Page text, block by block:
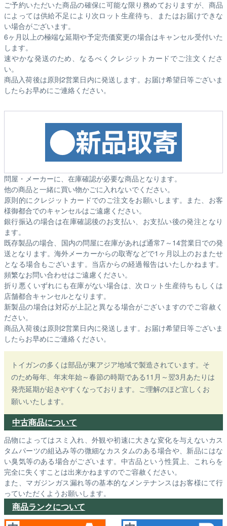
ご予約いただいた商品の確保に可能な限り務めておりますが、商品
によっては供給不足により次ロット生産待ち、またはお届けできな
い場合がございます。
6ヶ月以上の極端な延期や予定売価変更の場合はキャンセル受付いた
します。
速やかな発送のため、なるべくクレジットカードでご注文くださ
い。
商品入荷後は原則2営業日内に発送します。お届け希望日等ございま
したらお早めにご連絡ください。
問屋・メーカーに、在庫確認が必要な商品となります。
他の商品と一緒に買い物かごに入れないでください。
原則的にクレジットカードでのご注文をお願いします。また、お客
様御都合でのキャンセルはご遠慮ください。
銀行振込の場合は在庫確認後のお支払い、お支払い後の発注となり
ます。
既存製品の場合、国内の問屋に在庫があれば通常7～14営業日での発
送となります。海外メーカーからの取寄などで1ヶ月以上のおまたせ
となる場合もございます。 当店からの経過報告はいたしかねます。
頻繁なお問い合わせはご遠慮ください。
折り悪くいずれにも在庫がない場合は、次ロット生産待ちもしくは
店舗都合キャンセルとなります。
新製品の場合は対応が上記と異なる場合がございますのでご容赦く
ださい。
商品入荷後は原則2営業日内に発送します。お届け希望日等ございま
したらお早めにご連絡ください。
トイガンの多くは部品が東アジア地域で製造されています。そ
のため毎年、年末年始～春節の時期である11月～翌3月あたりは
発売延期が起きやすくなっております。ご理解のほど宜しくお
願いいたします。
中古商品について
品物によってはスミ入れ、外観や初速に大きな変化を与えないカス
タムパーツの組込み等の微細なカスタムのある場合や、新品にはな
い臭気等のある場合がございます。中古品という性質上、これらを
完全に失くすことは出来かねますのでご容赦ください。
また、マガジンガス漏れ等の基本的なメンテナンスはお客様にて行
っていただくようお願いします。
商品ランクについて